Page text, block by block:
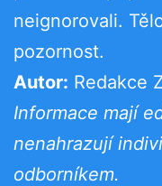
neignorovali.
pozornost.
Autor: Redakce
Informace mají
nenahrazují
odborníkem.